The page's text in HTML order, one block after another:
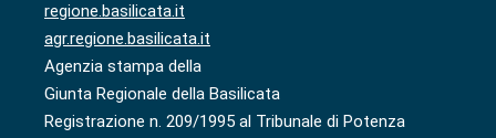
regione.basilicata.it
agr.regione.basilicata.it
Agenzia stampa della
Giunta Regionale della Basilicata
Registrazione n. 209/1995 al Tribunale di Potenza